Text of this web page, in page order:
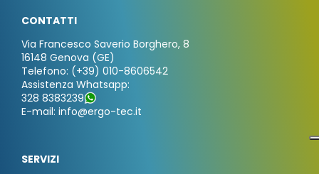
CONTATTI
Via Francesco Saverio Borghero, 8
16148 Genova (GE)
Telefono: (+39) 010-8606542
Assistenza Whatsapp:
328 8383239
E-mail: info@ergo-tec.it
SERVIZI